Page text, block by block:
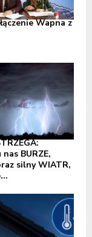
Wapna z
BURZE,
silny WIATR,